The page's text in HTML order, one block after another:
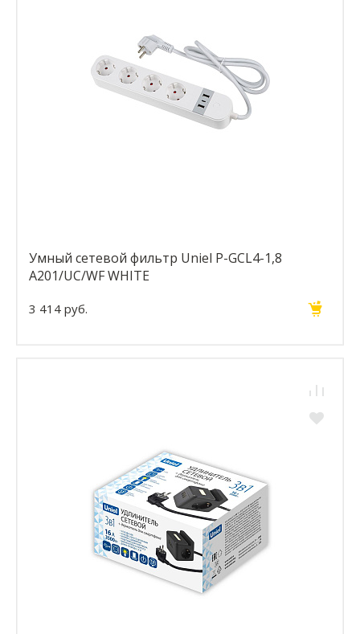
Умный сетевой фильтр Uniel P-GCL4-1,8
A201/UC/WF WHITE
3 414 руб.